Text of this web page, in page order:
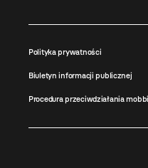
Polityka prywatności
Biuletyn informacji publicznej
Procedura przeciwdziałania